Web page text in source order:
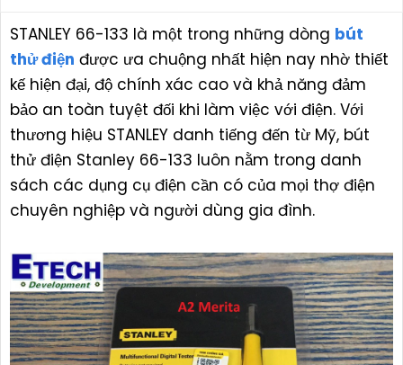
STANLEY 66-133 là một trong những dòng bút
thử điện được ưa chuộng nhất hiện nay nhờ thiết
kế hiện đại, độ chính xác cao và khả năng đảm
bảo an toàn tuyệt đối khi làm việc với điện. Với
thương hiệu STANLEY danh tiếng đến từ Mỹ, bút
thử điện Stanley 66-133 luôn nằm trong danh
sách các dụng cụ điện cần có của mọi thợ điện
chuyên nghiệp và người dùng gia đình.